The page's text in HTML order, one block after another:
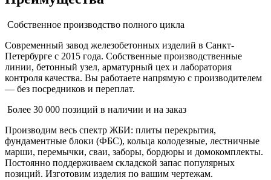
Собственное производство полного цикла
Современный завод железобетонных изделий в Санкт-
Петербурге с 2015 года. Собственные производственные
линии, бетонный узел, арматурный цех и лаборатория
контроля качества. Вы работаете напрямую с производителем
— без посредников и переплат.
Более 30 000 позиций в наличии и на заказ
Производим весь спектр ЖБИ: плиты перекрытия,
фундаментные блоки (ФБС), кольца колодезные, лестничные
марши, перемычки, сваи, заборы, бордюры и домокомплекты.
Постоянно поддерживаем складской запас популярных
позиций. Изготовим изделия по вашим чертежам.